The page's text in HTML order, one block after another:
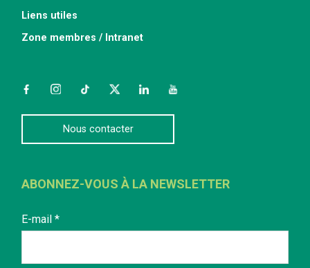
Liens utiles
Zone membres / Intranet
FacebookInstagramTikTokTwitterLinkedInYouTube
Nous contacter
ABONNEZ-VOUS À LA NEWSLETTER
E-mail *